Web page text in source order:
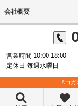
会社概要
営業時間 10:00-18:00
定休日 毎週水曜日
©コガ